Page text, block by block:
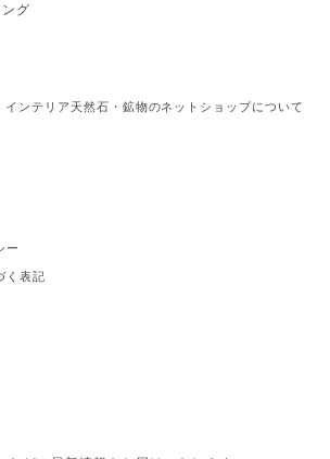
グ
ンテリア天然石・鉱物のネットショップについて
ー
く表記